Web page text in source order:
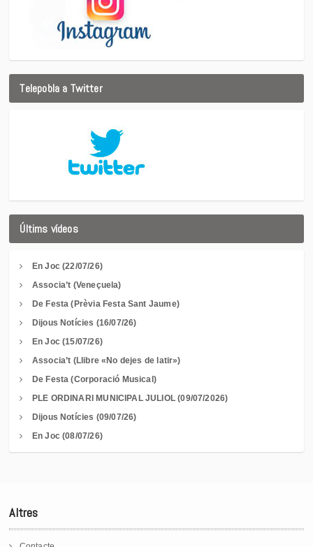
Telepobla a Twitter
Últims vídeos
En Joc (22/07/26)
Associa’t (Veneçuela)
De Festa (Prèvia Festa Sant Jaume)
Dijous Notícies (16/07/26)
En Joc (15/07/26)
Associa’t (Llibre «No dejes de latir»)
De Festa (Corporació Musical)
PLE ORDINARI MUNICIPAL JULIOL (09/07/2026)
Dijous Notícies (09/07/26)
En Joc (08/07/26)
Altres